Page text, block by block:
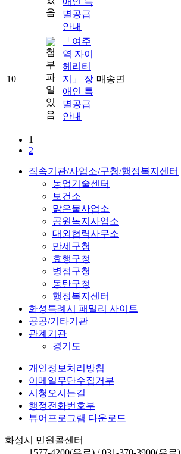
별공급
안내
10
「여주
역 자이
헤리티
지」 장
애인 특
별공급
안내
매송면
1
2
직속기관/사업소/구청/행정복지센터
농업기술센터
보건소
맑은물사업소
공원녹지사업소
대외협력사무소
만세구청
효행구청
병점구청
동탄구청
행정복지센터
화성특례시 패밀리 사이트
공공/기타기관
관계기관
경기도
개인정보처리방침
이메일무단수집거부
시청오시는길
행정전화번호부
뷰어프로그램 다운로드
화성시 민원콜센터